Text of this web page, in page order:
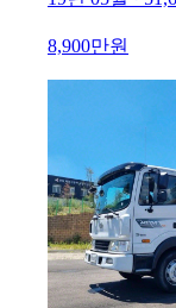
8,900만원